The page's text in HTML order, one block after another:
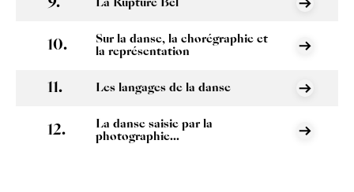
La Rupture Bel
Sur la danse, la chorégraphie et
la représentation
Les langages de la danse
La danse saisie par la
photographie...